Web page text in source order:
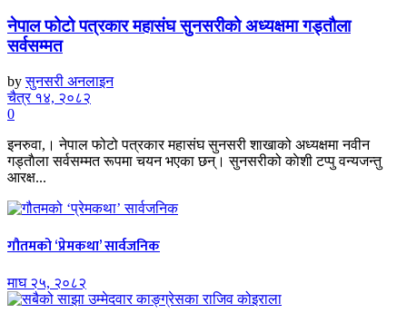
नेपाल फोटो पत्रकार महासंघ सुनसरीको अध्यक्षमा गड्ताैला
सर्वसम्मत
by सुनसरी अनलाइन
चैत्र १४, २०८२
0
इनरुवा,। नेपाल फोटो पत्रकार महासंघ सुनसरी शाखाको अध्यक्षमा नवीन
गड्ताैला सर्वसम्मत रूपमा चयन भएका छन्। सुनसरीको काेशी टप्पु वन्यजन्तु
आरक्ष...
गौतमको ‘प्रेमकथा’ सार्वजनिक
माघ २५, २०८२